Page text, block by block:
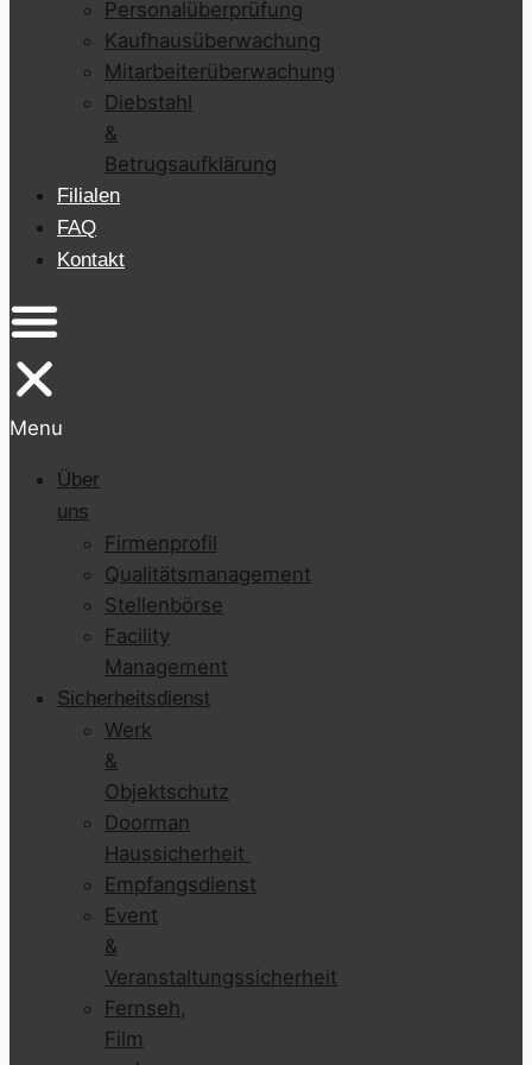
Personalüberprüfung
Kaufhausüberwachung
Mitarbeiterüberwachung
Diebstahl
&
Betrugsaufklärung
Filialen
FAQ
Kontakt
Menu
Über
uns
Firmenprofil
Qualitätsmanagement
Stellenbörse
Facility
Management
Sicherheitsdienst
Werk
&
Objektschutz
Doorman
Haussicherheit
Empfangsdienst
Event
&
Veranstaltungssicherheit
Fernseh,
Film